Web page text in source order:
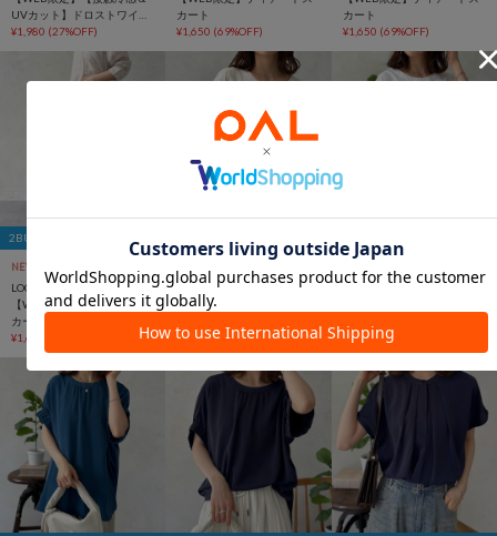
UVカット】ドロストワイド
パンツ
¥1,980 (27%OFF)
カート
¥1,650 (69%OFF)
カート
¥1,650 (69%OFF)
2BUY10％OFFクーポン
NEW
LOCUST
【WEB限定】ティアードス
カート
¥1,650
LOCUST
【WEB限定】【接触冷感＆
¥1,650(24%OFF)
LOCUST
¥1,650 (24%OFF)